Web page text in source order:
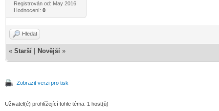
Registrován od: May 2016
Hodnocení: 0
Hledat
« Starší Novější »
Zobrazit verzi pro tisk
Uživatel(é) prohlížející tohle téma: 1 host(ů)